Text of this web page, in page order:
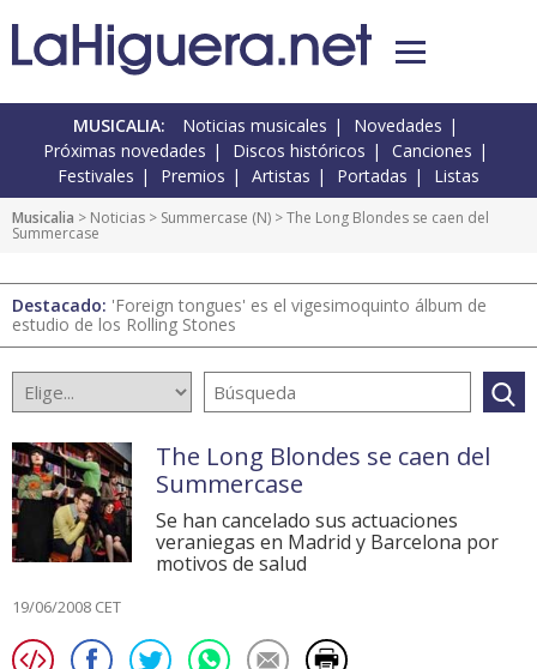
MUSICALIA: Noticias musicales
Novedades
Próximas novedades
Discos históricos
Canciones
Festivales
Premios Artistas Portadas Listas
Musicalia > Noticias > Summercase (N) > The Long Blondes se caen del
Summercase
Destacado: 'Foreign tongues' es el vigesimoquinto álbum de
estudio de los Rolling Stones
The Long Blondes se caen del
Summercase
Se han cancelado sus actuaciones
veraniegas en Madrid y Barcelona por
motivos de salud
19/06/2008 CET